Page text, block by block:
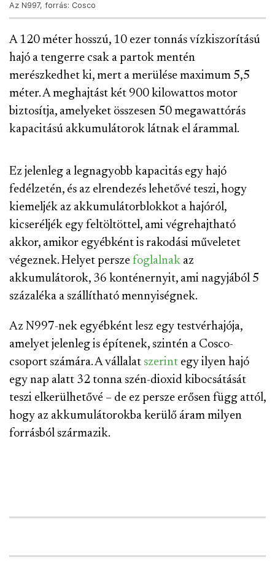
Az N997, forrás: Cosco
A 120 méter hosszú, 10 ezer tonnás vízkiszorítású
hajó a tengerre csak a partok mentén
merészkedhet ki, mert a merülése maximum 5,5
méter. A meghajtást két 900 kilowattos motor
biztosítja, amelyeket összesen 50 megawattórás
kapacitású akkumulátorok látnak el árammal.
Ez jelenleg a legnagyobb kapacitás egy hajó
fedélzetén, és az elrendezés lehetővé teszi, hogy
kiemeljék az akkumulátorblokkot a hajóról,
kicseréljék egy feltöltöttel, ami végrehajtható
akkor, amikor egyébként is rakodási műveletet
végeznek. Helyet persze foglalnak az
akkumulátorok, 36 konténernyit, ami nagyjából 5
százaléka a szállítható mennyiségnek.
Az N997-nek egyébként lesz egy testvérhajója,
amelyet jelenleg is építenek, szintén a Cosco-
csoport számára. A vállalat szerint egy ilyen hajó
egy nap alatt 32 tonna szén-dioxid kibocsátását
teszi elkerülhetővé – de ez persze erősen függ attól,
hogy az akkumulátorokba kerülő áram milyen
forrásból származik.